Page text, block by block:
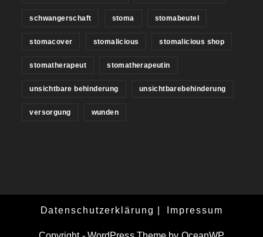
schwangerschaft stoma stomabeutel
stomacover stomalicious stomalicious shop
stomatherapeut stomatherapeutin
unsichtbare behinderung unsichtbarebehinderung
versorgung wunden
Datenschutzerklärung Impressum